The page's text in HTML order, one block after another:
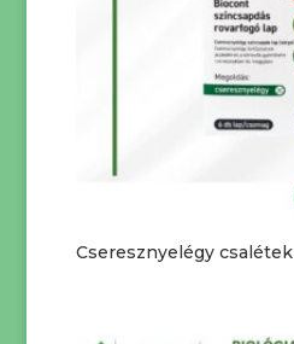
Cseresznyelégy csalétek